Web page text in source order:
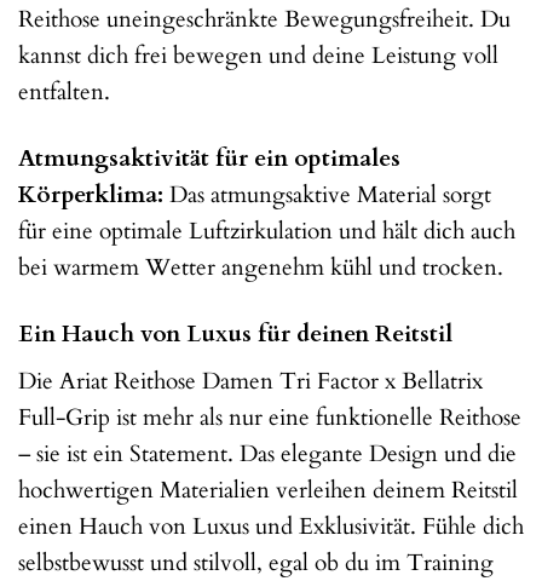
Reithose uneingeschränkte Bewegungsfreiheit. Du
kannst dich frei bewegen und deine Leistung voll
entfalten.
Atmungsaktivität für ein optimales
Körperklima: Das atmungsaktive Material sorgt
für eine optimale Luftzirkulation und hält dich auch
bei warmem Wetter angenehm kühl und trocken.
Ein Hauch von Luxus für deinen Reitstil
Die Ariat Reithose Damen Tri Factor x Bellatrix
Full-Grip ist mehr als nur eine funktionelle Reithose
– sie ist ein Statement. Das elegante Design und die
hochwertigen Materialien verleihen deinem Reitstil
einen Hauch von Luxus und Exklusivität. Fühle dich
selbstbewusst und stilvoll, egal ob du im Training